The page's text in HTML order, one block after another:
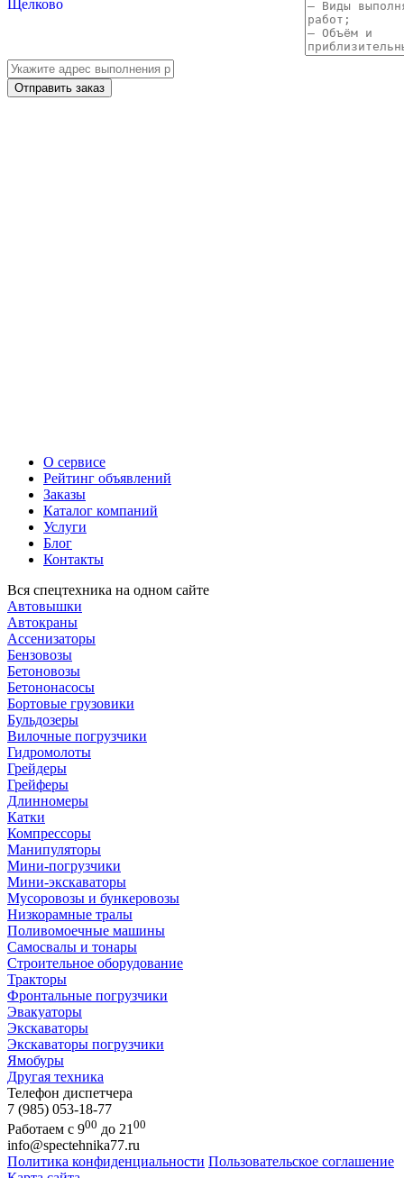
О сервисе
Рейтинг объявлений
Заказы
Каталог компаний
Услуги
Блог
Контакты
Вся спецтехника на одном сайте
Автовышки
Автокраны
Ассенизаторы
Бензовозы
Бетоновозы
Бетононасосы
Бортовые грузовики
Бульдозеры
Вилочные погрузчики
Гидромолоты
Грейдеры
Грейферы
Длинномеры
Катки
Компрессоры
Манипуляторы
Мини-погрузчики
Мини-экскаваторы
Мусоровозы и бункеровозы
Низкорамные тралы
Поливомоечные машины
Самосвалы и тонары
Строительное оборудование
Тракторы
Фронтальные погрузчики
Эвакуаторы
Экскаваторы
Экскаваторы погрузчики
Ямобуры
Другая техника
Телефон диспетчера
7 (985) 053-18-77
Работаем с 900 до 21 00
info@spectehnika77.ru
Политика конфиденциальности Пользовательское соглашение